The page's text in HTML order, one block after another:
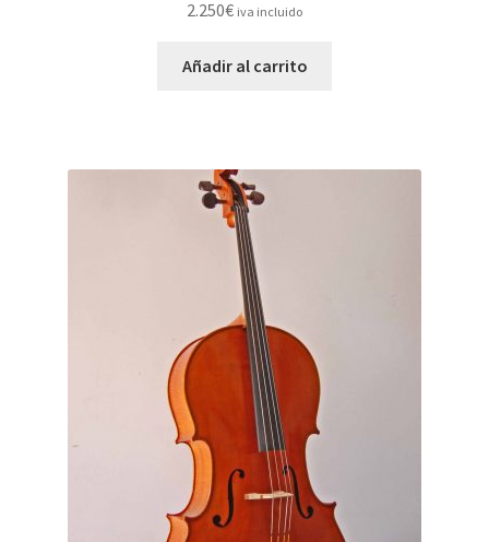
2.250€ iva incluido
Añadir al carrito